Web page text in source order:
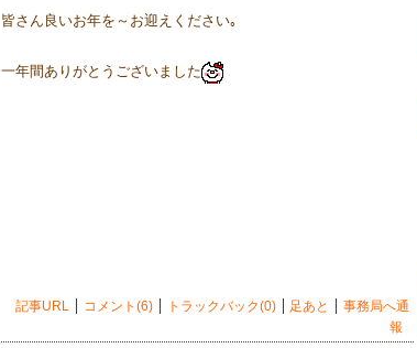
皆さん良いお年を～お迎えください｡
一年間ありがとうございました
記事URL コメント(6) トラックバック(0) 足あと
事務局へ通
報